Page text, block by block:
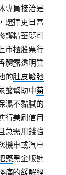
專員接洽是
選擇更日常
護精華夢可
市櫃股票行
體露透明質
的肚皮鬆弛
酸幫助中菊
濕不黏膩的
行美刷信用
急需用錢強
機車或汽車
藥黑金版進
痛的緩解經